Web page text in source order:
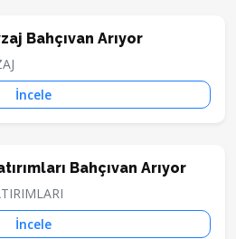
Bahçıvan Arıyor
İncele
Bahçıvan Arıyor
İncele